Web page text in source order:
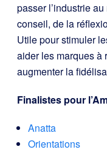
passer l’industrie
conseil, de la
Utile pour stimuler
aider les marques à
augmenter la
Finalistes pour
Anatta
Orientations